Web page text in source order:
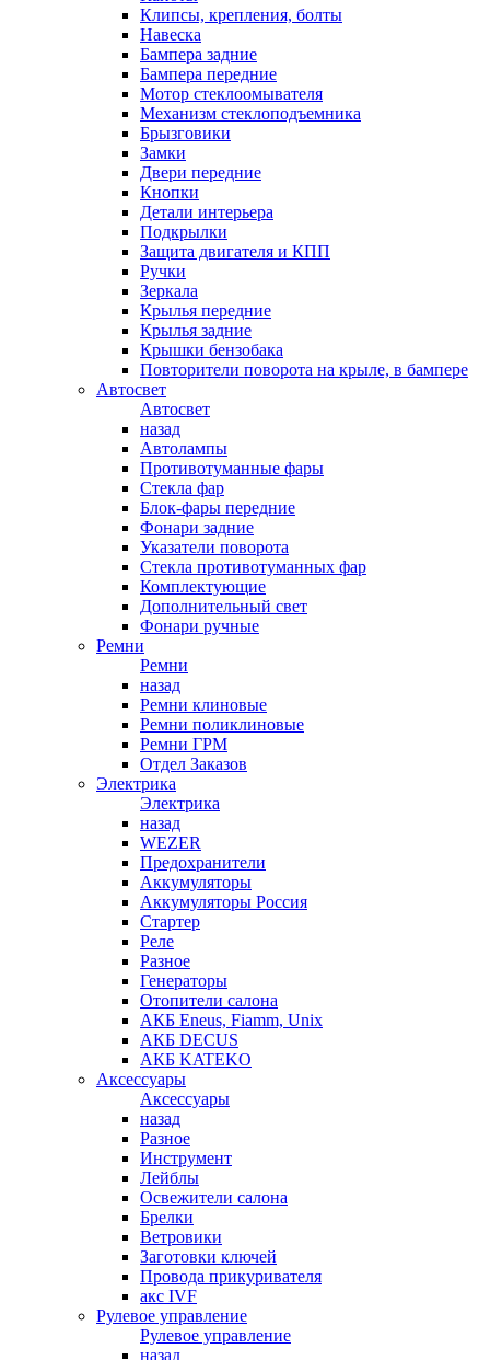
Клипсы, крепления, болты
Навеска
Бампера задние
Бампера передние
Мотор стеклоомывателя
Механизм стеклоподъемника
Брызговики
Замки
Двери передние
Кнопки
Детали интерьера
Подкрылки
Защита двигателя и КПП
Ручки
Зеркала
Крылья передние
Крылья задние
Крышки бензобака
Повторители поворота на крыле, в бампере
Автосвет
Автосвет
назад
Автолампы
Противотуманные фары
Стекла фар
Блок-фары передние
Фонари задние
Указатели поворота
Стекла противотуманных фар
Комплектующие
Дополнительный свет
Фонари ручные
Ремни
Ремни
назад
Ремни клиновые
Ремни поликлиновые
Ремни ГРМ
Отдел Заказов
Электрика
Электрика
назад
WEZER
Предохранители
Аккумуляторы
Аккумуляторы Россия
Стартер
Реле
Разное
Генераторы
Отопители салона
АКБ Eneus, Fiamm, Unix
АКБ DECUS
АКБ KATEKO
Аксессуары
Аксессуары
назад
Разное
Инструмент
Лейблы
Освежители салона
Брелки
Ветровики
Заготовки ключей
Провода прикуривателя
акс IVF
Рулевое управление
Рулевое управление
назад